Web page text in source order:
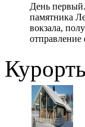
День
памятника
вокзала,